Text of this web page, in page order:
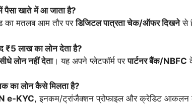
पैसा खाते में आ जाता है?
का मतलब आम तौर परडिजिटल पात्रता चेक/ऑफर दिखनेसे
₹5 लाख का लोन देता है?
लोन नहीं देता। यह अपने प्लेटफॉर्म परपार्टनर बैंक/NBFC
का लोन कैसे मिलता है?
e-KYC, इनकम/ट्रांजैक्शन प्रोफाइल और क्रेडिट आकलन